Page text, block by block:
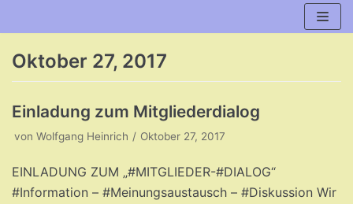
Oktober 27, 2017
Einladung zum Mitgliederdialog
von Wolfgang Heinrich Oktober 27, 2017
EINLADUNG ZUM „#MITGLIEDER-#DIALOG“
#Information – #Meinungsaustausch – #Diskussion Wir